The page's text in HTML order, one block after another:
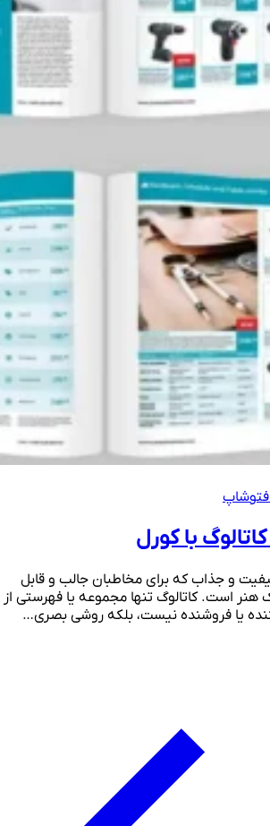
با کورل
و جذاب که برای مخاطبان جالب و قابل
هنر است. کاتالوگ تنها مجموعه یا فهرستی از
یا فروشنده نیست، بلکه روشی بصری…